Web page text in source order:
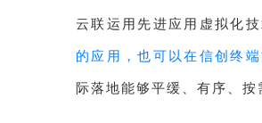
云联运用先进应用虚拟化
的应用，也可以在信创终
际落地能够平缓、有序、按